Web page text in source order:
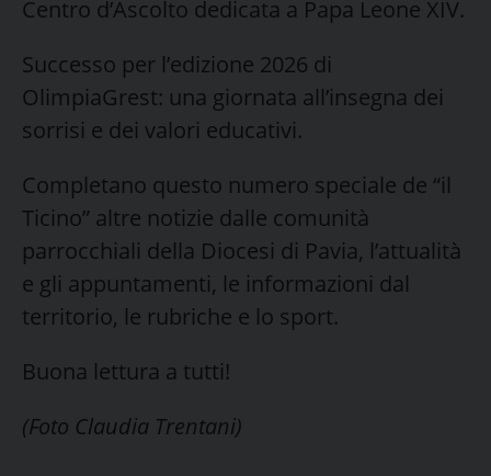
Centro d’Ascolto dedicata a Papa Leone XIV.
Successo per l’edizione 2026 di
OlimpiaGrest: una giornata all’insegna dei
sorrisi e dei valori educativi.
Completano questo numero speciale de “il
Ticino” altre notizie dalle comunità
parrocchiali della Diocesi di Pavia, l’attualità
e gli appuntamenti, le informazioni dal
territorio, le rubriche e lo sport.
Buona lettura a tutti!
(Foto Claudia Trentani)